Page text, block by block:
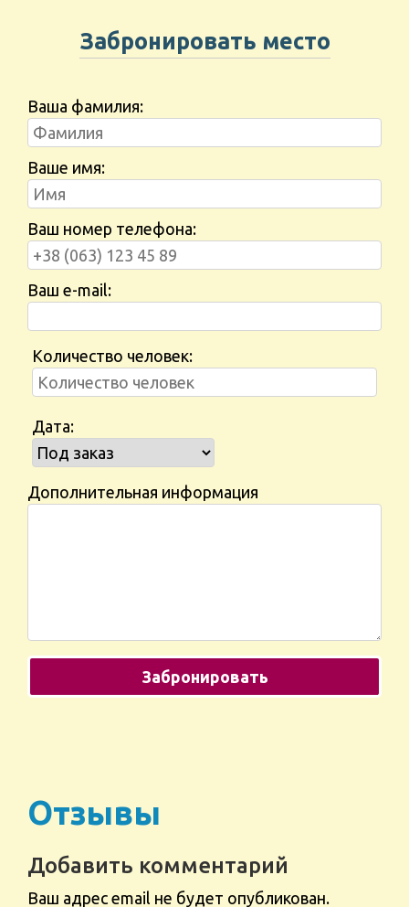
Забронировать место
Ваша фамилия:
Ваше имя:
Ваш номер телефона:
Ваш e-mail:
Количество человек:
Дата:
Дополнительная информация
Отзывы
Добавить комментарий
Ваш адрес email не будет опубликован.